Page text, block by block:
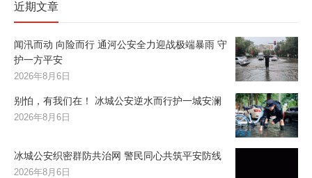
近期文章
闻汛而动 向险而行 通河公安全力迎战极端暴雨 守
护一方平安
2026年8月6日
别怕，有我们在！ 冰城公安逆水而行护一城安澜
2026年8月6日
冰城公安织密群防共治网 警民同心共筑平安防线
2026年8月6日